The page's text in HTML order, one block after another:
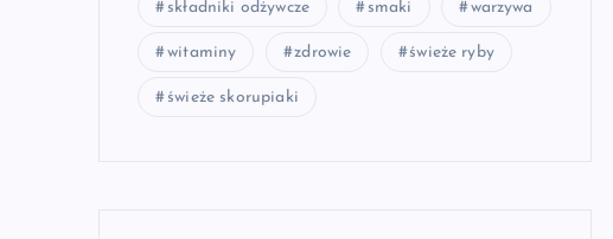
składniki odżywcze smaki warzywa
witaminy zdrowie świeże ryby
świeże skorupiaki